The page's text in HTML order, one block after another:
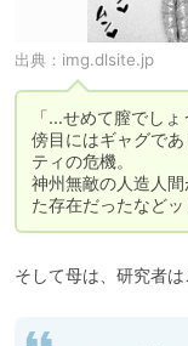
出典： img.dlsite.jp
「…せめて膣でしょ
傍目にはギャグで
ティの危機。
神州無敵の人造人
た存在だったなどッ
そして母は、研究者は